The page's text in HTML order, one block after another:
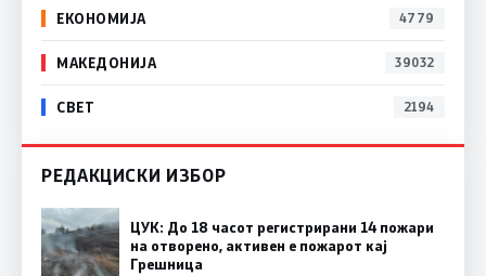
ЕКОНОМИЈА 4779
МАКЕДОНИЈА 39032
СВЕТ 2194
РЕДАКЦИСКИ ИЗБОР
ЦУК: До 18 часот регистрирани 14 пожари
на отворено, активен е пожарот кај
Грешница